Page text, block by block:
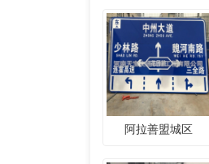
阿拉善盟城区